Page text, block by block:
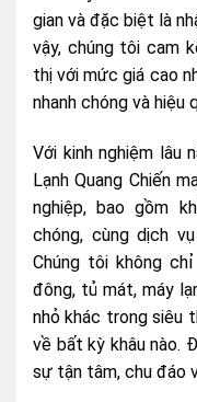
gian và đặc biệt là
vậy, chúng tôi cam
thị với mức giá cao
nhanh chóng và hiệu
Với kinh nghiệm lâu
Lạnh Quang Chiến
nghiệp, bao gồm
chóng, cùng dịch
Chúng tôi không
đông, tủ mát, máy
nhỏ khác trong siêu
về bất kỳ khâu nào.
sự tận tâm, chu đáo